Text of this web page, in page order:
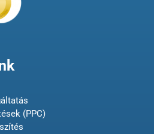
(PPC)